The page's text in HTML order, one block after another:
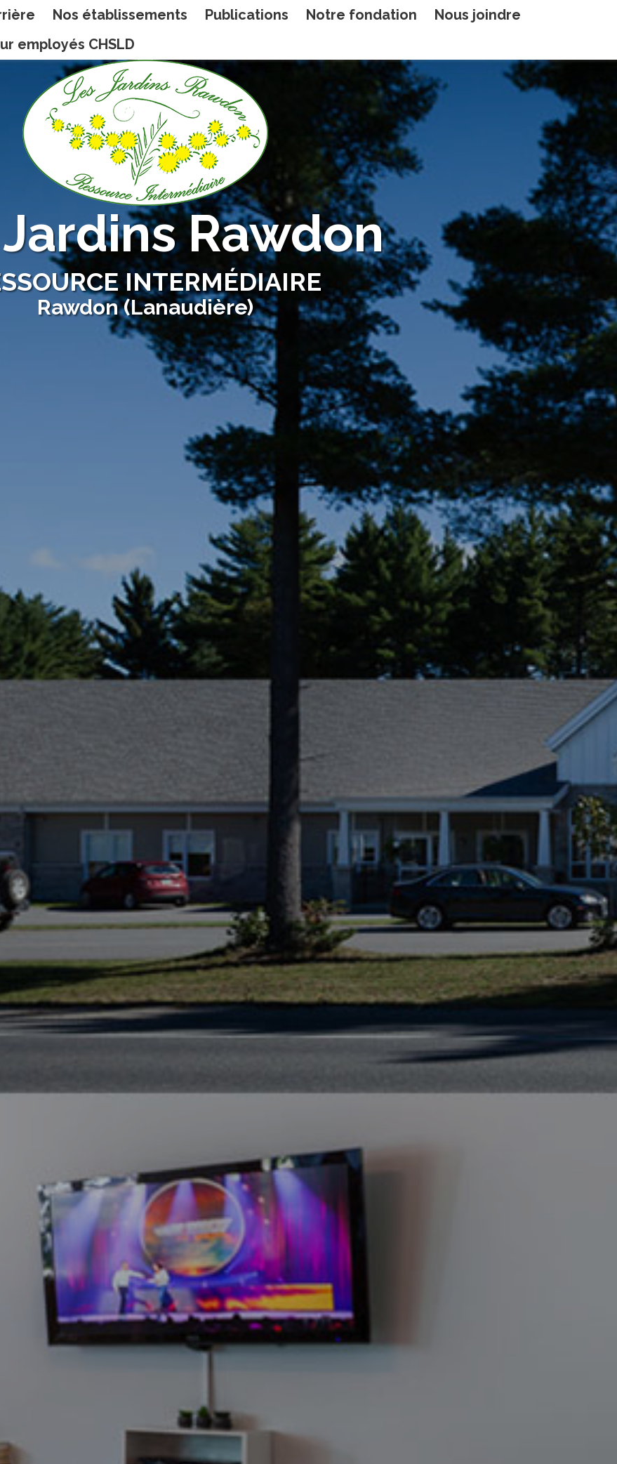
Nos établissements Publications Notre fondation
Nous joindre
employés CHSLD
Rawdon
INTERMÉDIAIRE
Rawdon (Lanaudière)